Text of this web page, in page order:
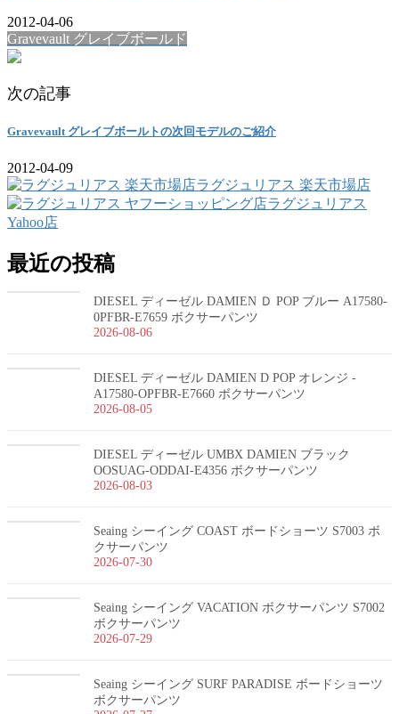
2012-04-06
Gravevault グレイブボールド
次の記事
Gravevault グレイブボールトの次回モデルのご紹介
2012-04-09
ラグジュリアス 楽天市場店
ラグジュリアス
Yahoo店
最近の投稿
DIESEL ディーゼル DAMIEN Ｄ POP ブルー A17580-
0PFBR-E7659 ボクサーパンツ
2026-08-06
DIESEL ディーゼル DAMIEN D POP オレンジ -
A17580-OPFBR-E7660 ボクサーパンツ
2026-08-05
DIESEL ディーゼル UMBX DAMIEN ブラック
OOSUAG-ODDAI-E4356 ボクサーパンツ
2026-08-03
Seaing シーイング COAST ボードショーツ S7003 ボ
クサーパンツ
2026-07-30
Seaing シーイング VACATION ボクサーパンツ S7002
ボクサーパンツ
2026-07-29
Seaing シーイング SURF PARADISE ボードショーツ
ボクサーパンツ